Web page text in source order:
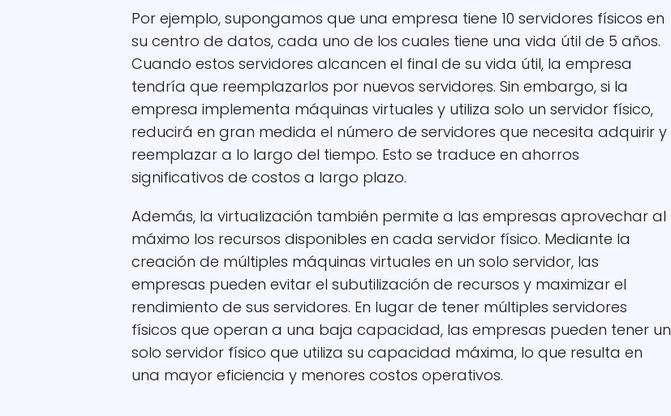
Por ejemplo, supongamos que una empresa tiene 10 servidores físicos en
su centro de datos, cada uno de los cuales tiene una vida útil de 5 años.
Cuando estos servidores alcancen el final de su vida útil, la empresa
tendría que reemplazarlos por nuevos servidores. Sin embargo, si la
empresa implementa máquinas virtuales y utiliza solo un servidor físico,
reducirá en gran medida el número de servidores que necesita adquirir y
reemplazar a lo largo del tiempo. Esto se traduce en ahorros
significativos de costos a largo plazo.
Además, la virtualización también permite a las empresas aprovechar al
máximo los recursos disponibles en cada servidor físico. Mediante la
creación de múltiples máquinas virtuales en un solo servidor, las
empresas pueden evitar el subutilización de recursos y maximizar el
rendimiento de sus servidores. En lugar de tener múltiples servidores
físicos que operan a una baja capacidad, las empresas pueden tener un
solo servidor físico que utiliza su capacidad máxima, lo que resulta en
una mayor eficiencia y menores costos operativos.